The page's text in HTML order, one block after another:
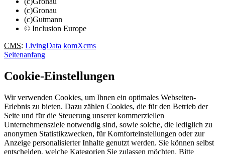
(c)Gronau
(c)Gutmann
© Inclusion Europe
CMS: LivingData komXcms
Seitenanfang
Cookie-Einstellungen
Wir verwenden Cookies, um Ihnen ein optimales Webseiten-
Erlebnis zu bieten. Dazu zählen Cookies, die für den Betrieb der
Seite und für die Steuerung unserer kommerziellen
Unternehmensziele notwendig sind, sowie solche, die lediglich zu
anonymen Statistikzwecken, für Komforteinstellungen oder zur
Anzeige personalisierter Inhalte genutzt werden. Sie können selbst
entscheiden, welche Kategorien Sie zulassen möchten. Bitte